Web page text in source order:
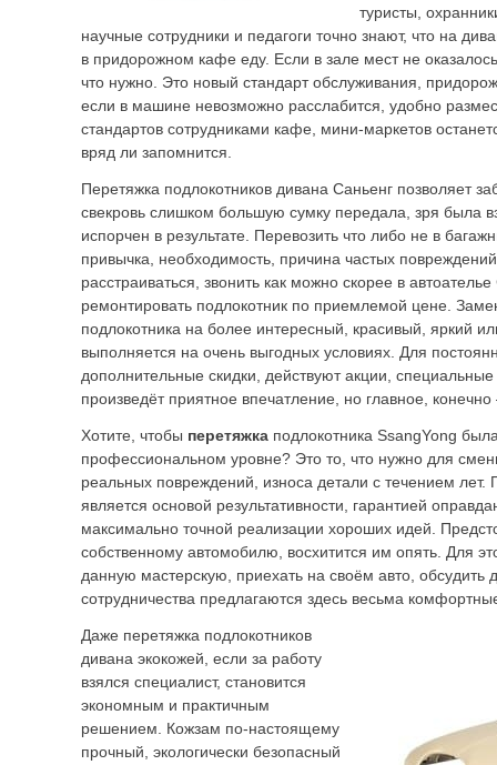
туристы,
научные сотрудники и педагоги точно знают, что на
в придорожном кафе еду. Если в зале мест не
что нужно. Это новый стандарт обслуживания,
если в машине невозможно расслабится, удобно
стандартов сотрудниками кафе, мини-маркетов
вряд ли запомнится.
Перетяжка подлокотников дивана Саньенг позволяет
свекровь слишком большую сумку передала, зря была
испорчен в результате. Перевозить что либо не в
привычка, необходимость, причина частых
расстраиваться, звонить как можно скорее в
ремонтировать подлокотник по приемлемой цене.
подлокотника на более интересный, красивый, яркий
выполняется на очень выгодных условиях. Для
дополнительные скидки, действуют акции,
произведёт приятное впечатление, но главное, конечно
Хотите, чтобы перетяжка подлокотника SsangYong
профессиональном уровне? Это то, что нужно для
реальных повреждений, износа детали с течением
является основой результативности, гарантией
максимально точной реализации хороших идей.
собственному автомобилю, восхитится им опять. Для
данную мастерскую, приехать на своём авто, обсудить
сотрудничества предлагаются здесь весьма
Даже перетяжка подлокотников
дивана экокожей, если за работу
взялся специалист, становится
экономным и практичным
решением. Кожзам по-настоящему
прочный, экологически безопасный